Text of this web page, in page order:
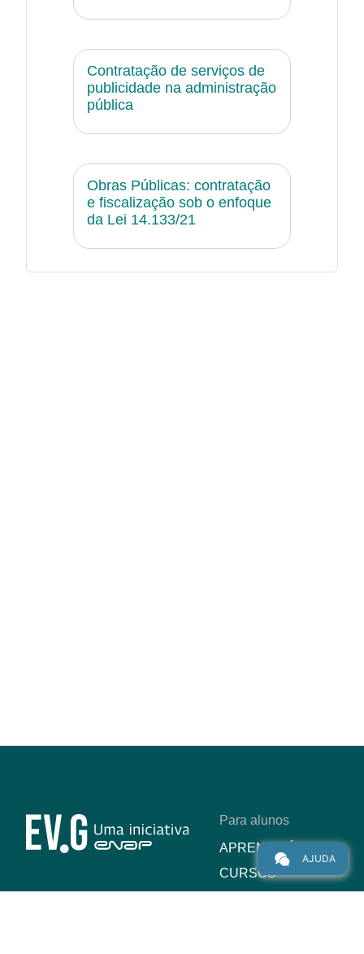
Contratação de serviços de
publicidade na administração
pública
Obras Públicas: contratação
e fiscalização sob o enfoque
da Lei 14.133/21
Para alunos
APRENDIZÁGIL
CURSOS
AJUDA